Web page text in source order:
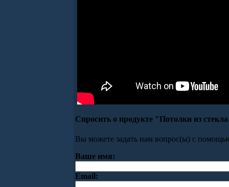
Спросить о продукте "Потолки из
Вы можете задать нам вопрос(ы) с
Ваше имя:
Email: